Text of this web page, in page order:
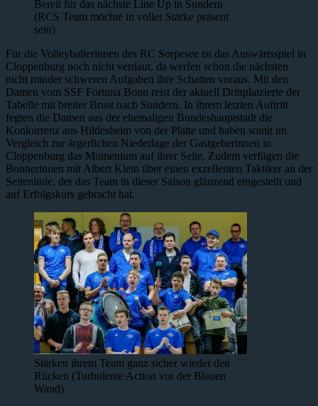
Bereit für das nächste Line Up in Sundern
(RCS Team möchte in voller Stärke präsent
sein)
Für die Volleyballerinnen des RC Sorpesee ist das Auswärtsspiel in
Cloppenburg noch nicht verdaut, da werfen schon die nächsten
nicht minder schweren Aufgaben ihre Schatten voraus. Mit den
Damen vom SSF Fortuna Bonn reist der aktuell Drittplatzierte der
Tabelle mit breiter Brust nach Sundern. In ihrem letzten Auftritt
fegten die Damen aus der ehemaligen Bundeshauptstadt die
Konkurrenz aus Hildesheim von der Platte und haben somit im
Vergleich zur ärgerlichen Niederlage der Gastgeberinnen in
Cloppenburg das Momentum auf ihrer Seite. Zudem verfügen die
Bonnerinnen mit Albert Klein über einen exzellenten Taktiker an der
Seitenlinie, der das Team in dieser Saison glänzend eingestellt und
auf Erfolgskurs gebracht hat.
Stärken ihrem Team ganz sicher wieder den
Rücken (Turbulente Action vor der Blauen
Wand)